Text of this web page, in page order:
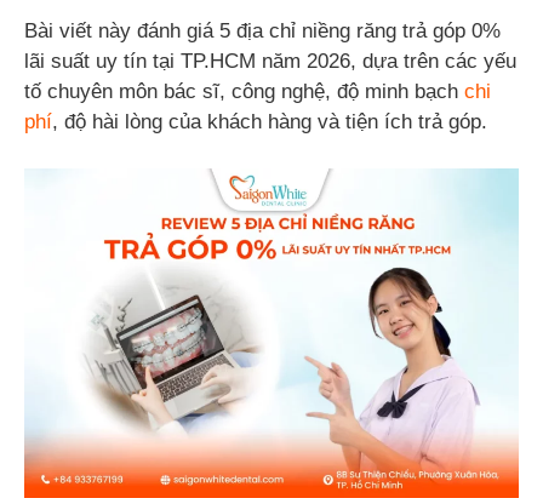
Bài viết này đánh giá 5 địa chỉ niềng răng trả góp 0%
lãi suất uy tín tại TP.HCM năm 2026, dựa trên các yếu
tố chuyên môn bác sĩ, công nghệ, độ minh bạch chi
phí, độ hài lòng của khách hàng và tiện ích trả góp.